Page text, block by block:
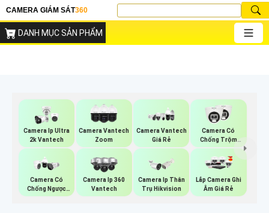
CAMERA GIÁM SÁT360
DANH MỤC SẢN PHẨM
Camera Ip Ultra
2k Vantech
Camera Vantech
Zoom
Camera Vantech
Giá Rẻ
Camera Có
Chống Trộm
Vantech
Camera Có
Chống Ngược
Sáng Vantech
Camera Ip 360
Vantech
Camera Ip Thân
Trụ Hikvision
Lắp Camera Ghi
Âm Giá Rẻ